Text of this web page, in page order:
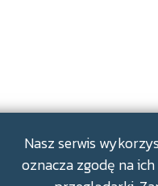
Nasz serwis
oznacza zgodę na